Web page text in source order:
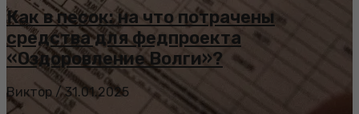
Как в песок: на что потрачены
средства для федпроекта
«Оздоровление Волги»?
Виктор / 31.01.2025